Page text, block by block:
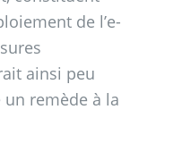
de l’e-
ainsi peu
un remède à la